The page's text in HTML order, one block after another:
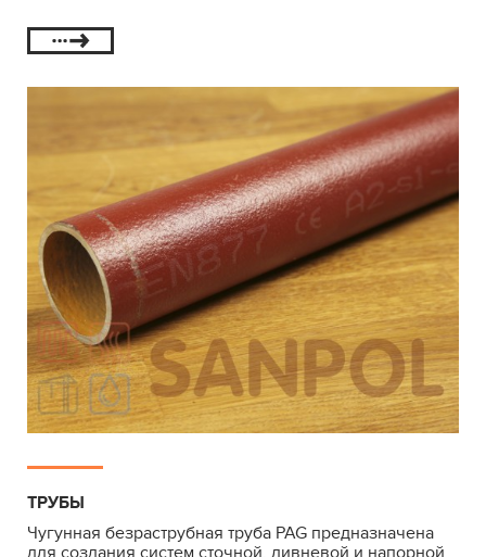
ТРУБЫ
Чугунная безраструбная труба PAG предназначена